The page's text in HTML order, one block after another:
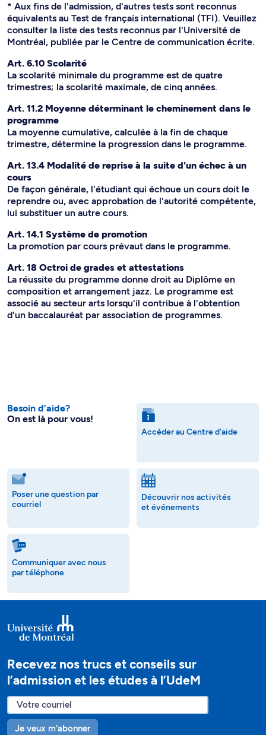
* Aux fins de l'admission, d'autres tests sont reconnus
équivalents au Test de français international (TFI). Veuillez
consulter la liste des tests reconnus par l'Université de
Montréal, publiée par le Centre de communication écrite.
Art. 6.10 Scolarité
La scolarité minimale du programme est de quatre
trimestres; la scolarité maximale, de cinq années.
Art. 11.2 Moyenne déterminant le cheminement dans le
programme
La moyenne cumulative, calculée à la fin de chaque
trimestre, détermine la progression dans le programme.
Art. 13.4 Modalité de reprise à la suite d'un échec à un
cours
De façon générale, l'étudiant qui échoue un cours doit le
reprendre ou, avec approbation de l'autorité compétente,
lui substituer un autre cours.
Art. 14.1 Système de promotion
La promotion par cours prévaut dans le programme.
Art. 18 Octroi de grades et attestations
La réussite du programme donne droit au Diplôme en
composition et arrangement jazz. Le programme est
associé au secteur arts lorsqu'il contribue à l'obtention
d'un baccalauréat par association de programmes.
Besoin d’aide?
On est là pour vous!
Accéder au Centre d'aide
Poser une question par
courriel
Découvrir nos activités
et événements
Communiquer avec nous
par téléphone
Recevez nos trucs et conseils sur
l’admission et les études à l’UdeM
Je veux m'abonner